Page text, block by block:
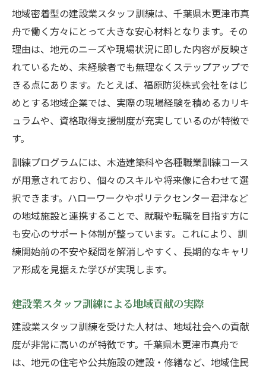
地域密着型の建設業スタッフ訓練は、千葉県木更津市真
舟で働く方々にとって大きな安心材料となります。その
理由は、地元のニーズや現場状況に即した内容が反映さ
れているため、未経験者でも無理なくステップアップで
きる点にあります。たとえば、福原防災株式会社をはじ
めとする地域企業では、実際の現場経験を積めるカリキ
ュラムや、資格取得支援制度が充実しているのが特徴で
す。
訓練プログラムには、木造建築科や各種職業訓練コース
が用意されており、個々のスキルや将来像に合わせて選
択できます。ハローワークやポリテクセンター君津など
の地域施設と連携することで、就職や転職を目指す方に
も安心のサポート体制が整っています。これにより、訓
練開始前の不安や疑問を解消しやすく、長期的なキャリ
ア形成を見据えた学びが実現します。
建設業スタッフ訓練による地域貢献の実際
建設業スタッフ訓練を受けた人材は、地域社会への貢献
度が非常に高いのが特徴です。千葉県木更津市真舟で
は、地元の住宅や公共施設の建設・修繕など、地域住民